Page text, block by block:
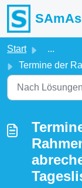
Zum
Start
...
Termine der